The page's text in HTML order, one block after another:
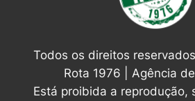
Todos os direitos
Rota 1976 | Agência
Está proibida a reprodução,